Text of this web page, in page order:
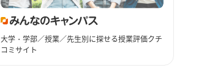
大学・学部／授業／先生別に探せる授業評価クチ
コミサイト